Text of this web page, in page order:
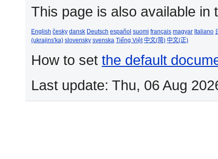
This page is also available in
English česky dansk Deutsch español suomi français magyar Italiano
(ukrajins'ka) slovensky svenska Tiếng Việt 中文(简) 中文(正)
How to set the default
Last update: Thu, 06 Aug